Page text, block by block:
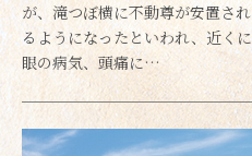
が、滝つぼ横に不動尊が安置さ
るようになったといわれ、近く
眼の病気、頭痛に…